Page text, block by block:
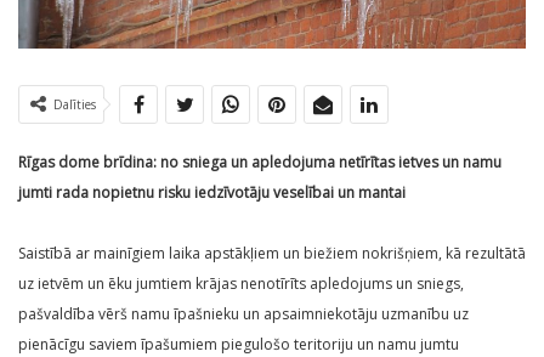
Dalīties
Rīgas dome brīdina: no sniega un apledojuma netīrītas ietves un namu
jumti rada nopietnu risku iedzīvotāju veselībai un mantai
Saistībā ar mainīgiem laika apstākļiem un biežiem nokrišņiem, kā rezultātā
uz ietvēm un ēku jumtiem krājas nenotīrīts apledojums un sniegs,
pašvaldība vērš namu īpašnieku un apsaimniekotāju uzmanību uz
pienācīgu saviem īpašumiem piegulošo teritoriju un namu jumtu